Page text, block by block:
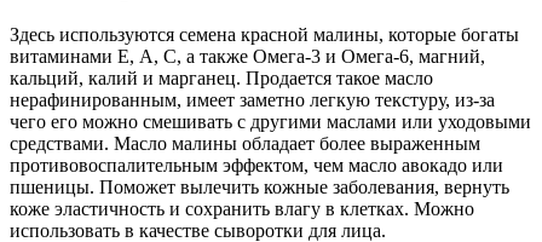
Здесь используются семена красной малины, которые богаты
витаминами Е, А, С, а также Омега-3 и Омега-6, магний,
кальций, калий и марганец. Продается такое масло
нерафинированным, имеет заметно легкую текстуру, из-за
чего его можно смешивать с другими маслами или уходовыми
средствами. Масло малины обладает более выраженным
противовоспалительным эффектом, чем масло авокадо или
пшеницы. Поможет вылечить кожные заболевания, вернуть
коже эластичность и сохранить влагу в клетках. Можно
использовать в качестве сыворотки для лица.